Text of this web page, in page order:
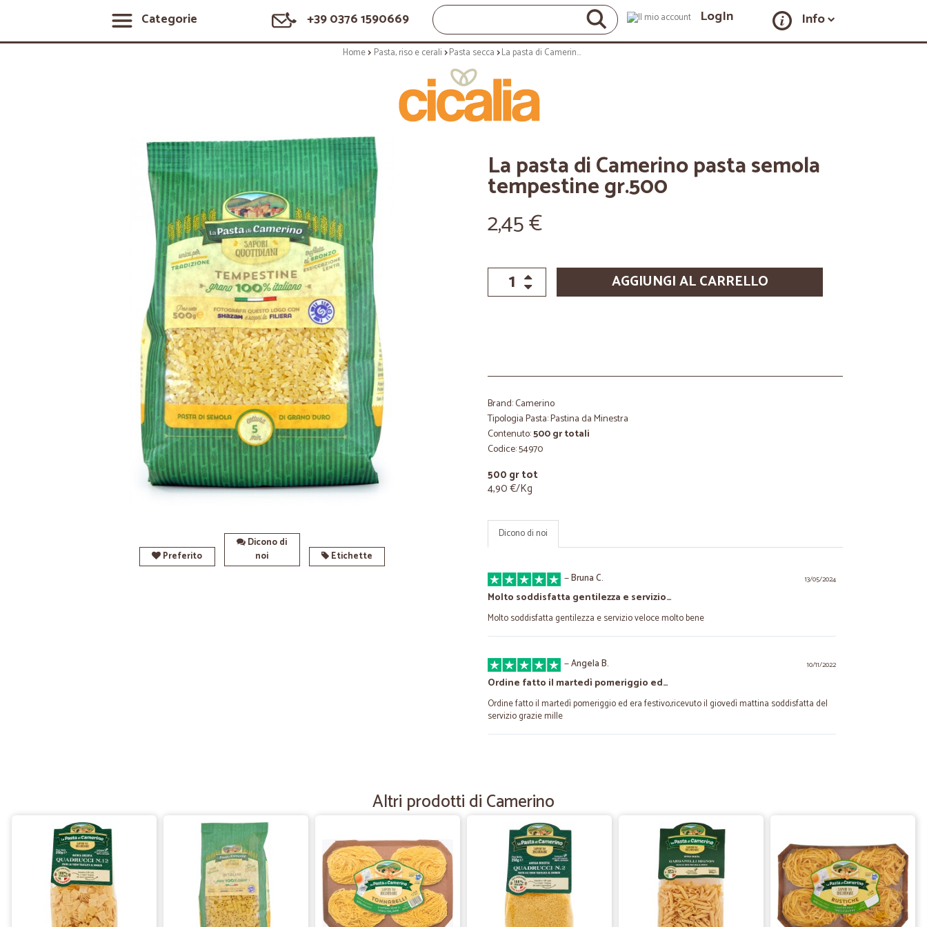
Categorie +39 0376 1590669 LogIn Info
Home Pasta, riso e cerali Pasta secca La pasta di Camerino pasta semola tempestine gr.500
Preferito
Dicono di
noi
Etichette
La pasta di Camerino pasta semola
tempestine gr.500
2,45 €
AGGIUNGI AL CARRELLO
Brand: Camerino
Tipologia Pasta: Pastina da Minestra
Contenuto:500 gr totali
Codice: 54970
500 gr tot
4,90 €/Kg
Dicono di noi
13/05/2024
—Bruna C.
Molto soddisfatta gentilezza e servizio…
Molto soddisfatta gentilezza e servizio veloce molto bene
10/11/2022
—Angela B.
Ordine fatto il martedì pomeriggio ed…
Ordine fatto il martedì pomeriggio ed era festivo,ricevuto il giovedì mattina soddisfatta del
servizio grazie mille
Veloci, ottimi prodotti,buoni prezzi,imballaggio buono RICOMPRO: ho trovato una crusca che
23/10/2020
—
Servizio buono,
Servizio buono, i tempi non sono velocissimi per chi abita in periferia. Consente però di fare
la spesa come se si andasse fisicamente al supermercato con prezzi competitivi.
Altri prodotti di Camerino